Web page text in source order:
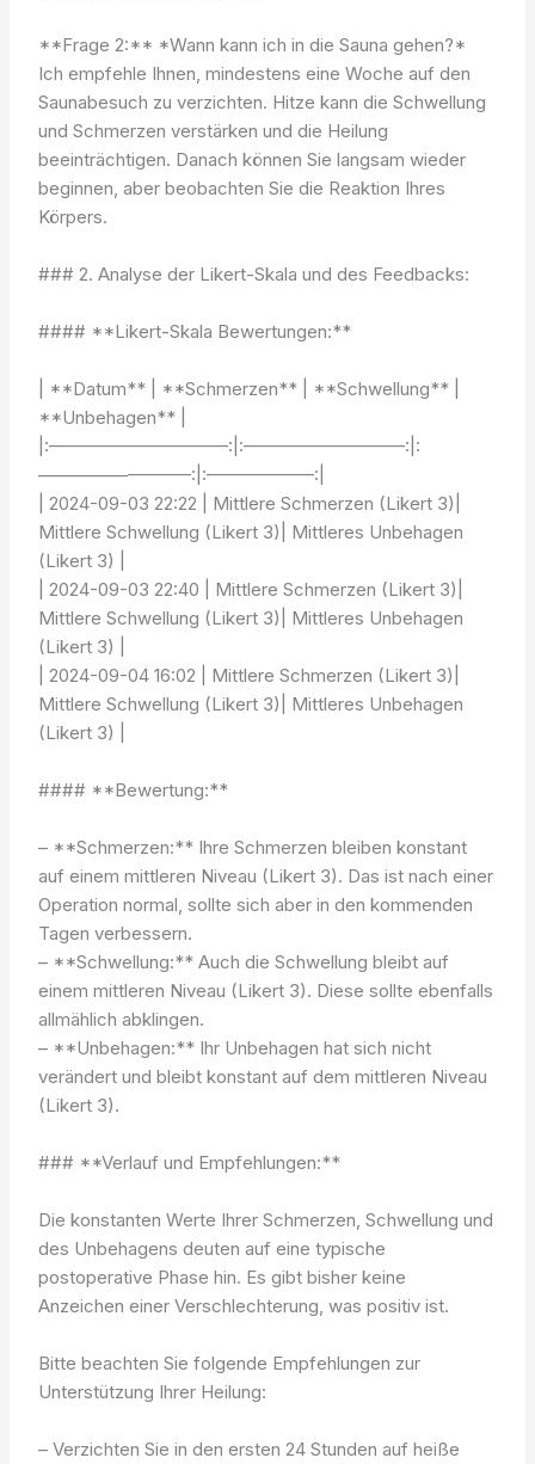
**Frage 2:** *Wann kann ich in die Sauna gehen?*
Ich empfehle Ihnen, mindestens eine Woche auf den
Saunabesuch zu verzichten. Hitze kann die Schwellung
und Schmerzen verstärken und die Heilung
beeinträchtigen. Danach können Sie langsam wieder
beginnen, aber beobachten Sie die Reaktion Ihres
Körpers.
### 2. Analyse der Likert-Skala und des Feedbacks:
#### **Likert-Skala Bewertungen:**
| **Datum** | **Schmerzen** | **Schwellung** |
**Unbehagen** |
|:——————————:|:—————————:|:
————————–:|:——————:|
| 2024-09-03 22:22 | Mittlere Schmerzen (Likert 3)|
Mittlere Schwellung (Likert 3)| Mittleres Unbehagen
(Likert 3) |
| 2024-09-03 22:40 | Mittlere Schmerzen (Likert 3)|
Mittlere Schwellung (Likert 3)| Mittleres Unbehagen
(Likert 3) |
| 2024-09-04 16:02 | Mittlere Schmerzen (Likert 3)|
Mittlere Schwellung (Likert 3)| Mittleres Unbehagen
(Likert 3) |
#### **Bewertung:**
– **Schmerzen:** Ihre Schmerzen bleiben konstant
auf einem mittleren Niveau (Likert 3). Das ist nach einer
Operation normal, sollte sich aber in den kommenden
Tagen verbessern.
– **Schwellung:** Auch die Schwellung bleibt auf
einem mittleren Niveau (Likert 3). Diese sollte ebenfalls
allmählich abklingen.
– **Unbehagen:** Ihr Unbehagen hat sich nicht
verändert und bleibt konstant auf dem mittleren Niveau
(Likert 3).
### **Verlauf und Empfehlungen:**
Die konstanten Werte Ihrer Schmerzen, Schwellung und
des Unbehagens deuten auf eine typische
postoperative Phase hin. Es gibt bisher keine
Anzeichen einer Verschlechterung, was positiv ist.
Bitte beachten Sie folgende Empfehlungen zur
Unterstützung Ihrer Heilung:
– Verzichten Sie in den ersten 24 Stunden auf heiße